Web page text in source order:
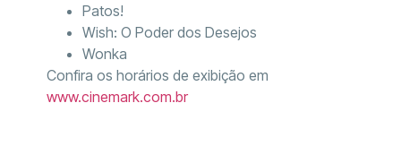
Patos!
Wish: O Poder dos Desejos
Wonka
Confira os horários de exibição em
www.cinemark.com.br